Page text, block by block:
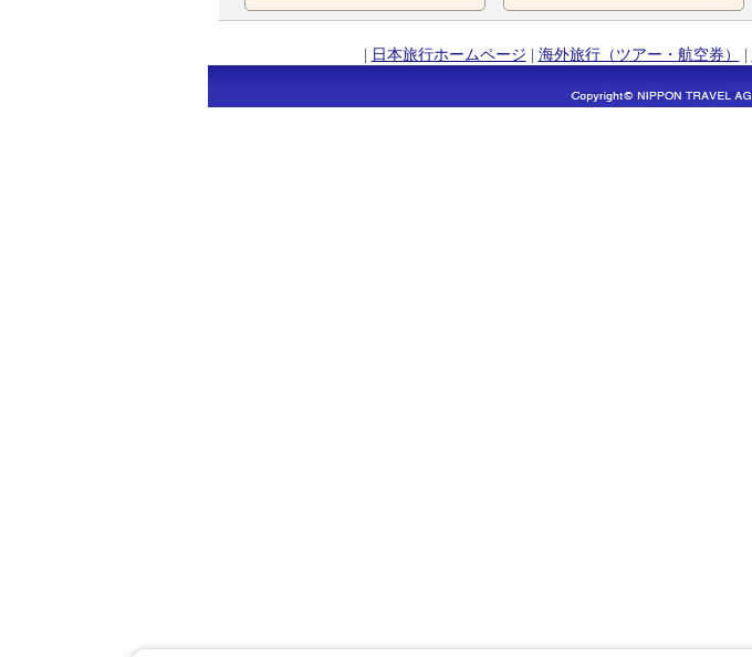
| 日本旅行ホームページ | 海外旅行（ツアー・航空券） |